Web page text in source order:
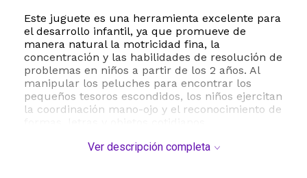
Este juguete es una herramienta excelente para
el desarrollo infantil, ya que promueve de
manera natural la motricidad fina, la
concentración y las habilidades de resolución de
problemas en niños a partir de los 2 años. Al
manipular los peluches para encontrar los
pequeños tesoros escondidos, los niños ejercitan
la coordinación mano-ojo y el reconocimiento de
Su diseño compacto y ligero lo convierte en el
Ver descripción completa